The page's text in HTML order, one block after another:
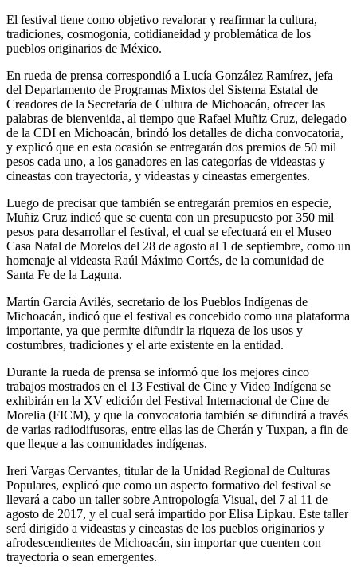
El festival tiene como objetivo revalorar y reafirmar la cultura,
tradiciones, cosmogonía, cotidianeidad y problemática de los
pueblos originarios de México.
En rueda de prensa correspondió a Lucía González Ramírez, jefa
del Departamento de Programas Mixtos del Sistema Estatal de
Creadores de la Secretaría de Cultura de Michoacán, ofrecer las
palabras de bienvenida, al tiempo que Rafael Muñiz Cruz, delegado
de la CDI en Michoacán, brindó los detalles de dicha convocatoria,
y explicó que en esta ocasión se entregarán dos premios de 50 mil
pesos cada uno, a los ganadores en las categorías de videastas y
cineastas con trayectoria, y videastas y cineastas emergentes.
Luego de precisar que también se entregarán premios en especie,
Muñiz Cruz indicó que se cuenta con un presupuesto por 350 mil
pesos para desarrollar el festival, el cual se efectuará en el Museo
Casa Natal de Morelos del 28 de agosto al 1 de septiembre, como un
homenaje al videasta Raúl Máximo Cortés, de la comunidad de
Santa Fe de la Laguna.
Martín García Avilés, secretario de los Pueblos Indígenas de
Michoacán, indicó que el festival es concebido como una plataforma
importante, ya que permite difundir la riqueza de los usos y
costumbres, tradiciones y el arte existente en la entidad.
Durante la rueda de prensa se informó que los mejores cinco
trabajos mostrados en el 13 Festival de Cine y Video Indígena se
exhibirán en la XV edición del Festival Internacional de Cine de
Morelia (FICM), y que la convocatoria también se difundirá a través
de varias radiodifusoras, entre ellas las de Cherán y Tuxpan, a fin de
que llegue a las comunidades indígenas.
Ireri Vargas Cervantes, titular de la Unidad Regional de Culturas
Populares, explicó que como un aspecto formativo del festival se
llevará a cabo un taller sobre Antropología Visual, del 7 al 11 de
agosto de 2017, y el cual será impartido por Elisa Lipkau. Este taller
será dirigido a videastas y cineastas de los pueblos originarios y
afrodescendientes de Michoacán, sin importar que cuenten con
trayectoria o sean emergentes.